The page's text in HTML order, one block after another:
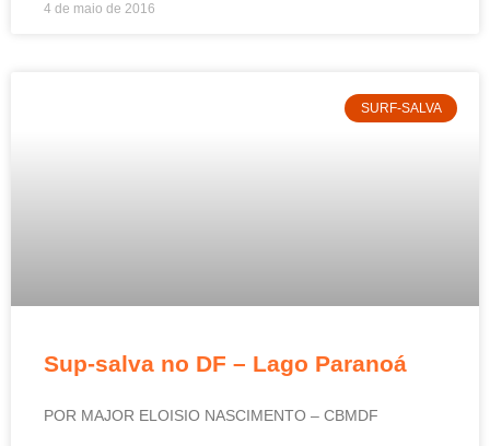
4 de maio de 2016
SURF-SALVA
Sup-salva no DF – Lago Paranoá
POR MAJOR ELOISIO NASCIMENTO – CBMDF